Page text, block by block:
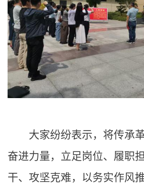
大家纷纷表示，将传承
奋进力量，立足岗位、履职
干、攻坚克难，以务实作风